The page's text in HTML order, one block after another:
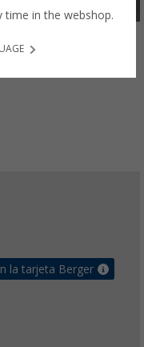
la tarjeta Berger
time in the webshop.